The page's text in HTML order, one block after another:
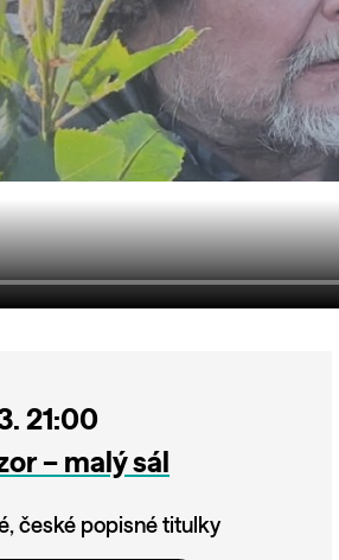
21:00
– malý sál
české popisné titulky